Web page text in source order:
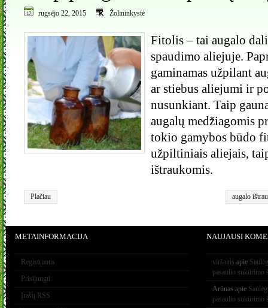
rugsėjo 22, 2015 Žolininkystė
Fitolis – tai augalo
spaudimo aliejuje.
gaminamas užpilant
ar stiebus aliejumi ir
nusunkiant. Taip
augalų medžiagomis
tokio gamybos būdo
užpiltiniais aliejais,
ištraukomis.
Plačiau augalo
METAINFORMACIJA
Registruotis
Prisijungti
Įrašų RSS
NAUJAUSI
viršaitis apie
pasaulio sukūrimo
Arūnas apie
pasaulio sukūrimo